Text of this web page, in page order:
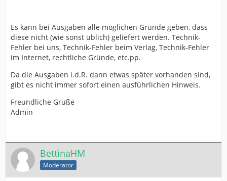
Es kann bei Ausgaben alle möglichen Gründe geben, dass
diese nicht (wie sonst üblich) geliefert werden. Technik-
Fehler bei uns, Technik-Fehler beim Verlag, Technik-Fehler
im Internet, rechtliche Gründe, etc.pp.
Da die Ausgaben i.d.R. dann etwas später vorhanden sind,
gibt es nicht immer sofort einen ausführlichen Hinweis.
Freundliche Grüße
Admin
BettinaHM
Moderator